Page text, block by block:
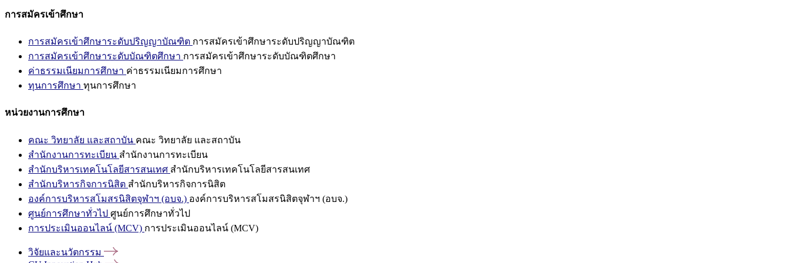
การสมัครเข้าศึกษา
การสมัครเข้าศึกษาระดับปริญญาบัณฑิต การสมัครเข้าศึกษาระดับปริญญาบัณฑิต
การสมัครเข้าศึกษาระดับบัณฑิตศึกษา การสมัครเข้าศึกษาระดับบัณฑิตศึกษา
ค่าธรรมเนียมการศึกษา ค่าธรรมเนียมการศึกษา
ทุนการศึกษา ทุนการศึกษา
หน่วยงานการศึกษา
คณะ วิทยาลัย และสถาบัน คณะ วิทยาลัย และสถาบัน
สำนักงานการทะเบียน สำนักงานการทะเบียน
สำนักบริหารเทคโนโลยีสารสนเทศ สำนักบริหารเทคโนโลยีสารสนเทศ
สำนักบริหารกิจการนิสิต สำนักบริหารกิจการนิสิต
องค์การบริหารสโมสรนิสิตจุฬาฯ (อบจ.) องค์การบริหารสโมสรนิสิตจุฬาฯ (อบจ.)
ศูนย์การศึกษาทั่วไป ศูนย์การศึกษาทั่วไป
การประเมินออนไลน์ (MCV) การประเมินออนไลน์ (MCV)
วิจัยและนวัตกรรม